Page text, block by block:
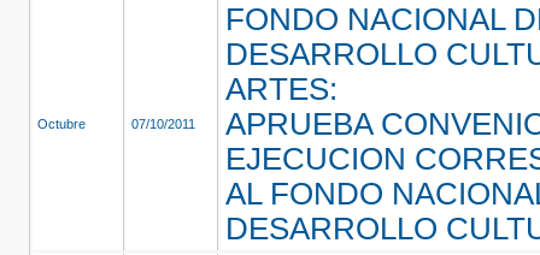
Octubre 07/10/2011
FONDO NACIONAL
DESARROLLO
ARTES:
APRUEBA
EJECUCION
AL FONDO
DESARROLLO